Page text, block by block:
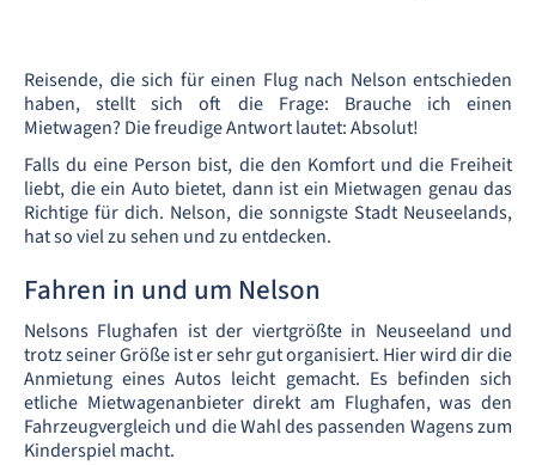
Reisende, die sich für einen Flug nach Nelson entschieden
haben, stellt sich oft die Frage: Brauche ich einen
Mietwagen? Die freudige Antwort lautet: Absolut!
Falls du eine Person bist, die den Komfort und die Freiheit
liebt, die ein Auto bietet, dann ist ein Mietwagen genau das
Richtige für dich. Nelson, die sonnigste Stadt Neuseelands,
hat so viel zu sehen und zu entdecken.
Fahren in und um Nelson
Nelsons Flughafen ist der viertgrößte in Neuseeland und
trotz seiner Größe ist er sehr gut organisiert. Hier wird dir die
Anmietung eines Autos leicht gemacht. Es befinden sich
etliche Mietwagenanbieter direkt am Flughafen, was den
Fahrzeugvergleich und die Wahl des passenden Wagens zum
Kinderspiel macht.